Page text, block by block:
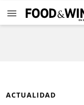
ACTUALIDAD